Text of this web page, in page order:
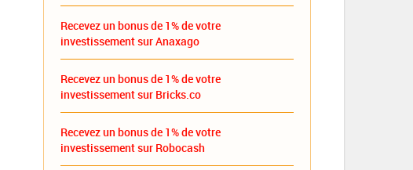
Recevez un bonus de 1% de votre
investissement sur Anaxago
Recevez un bonus de 1% de votre
investissement sur Bricks.co
Recevez un bonus de 1% de votre
investissement sur Robocash